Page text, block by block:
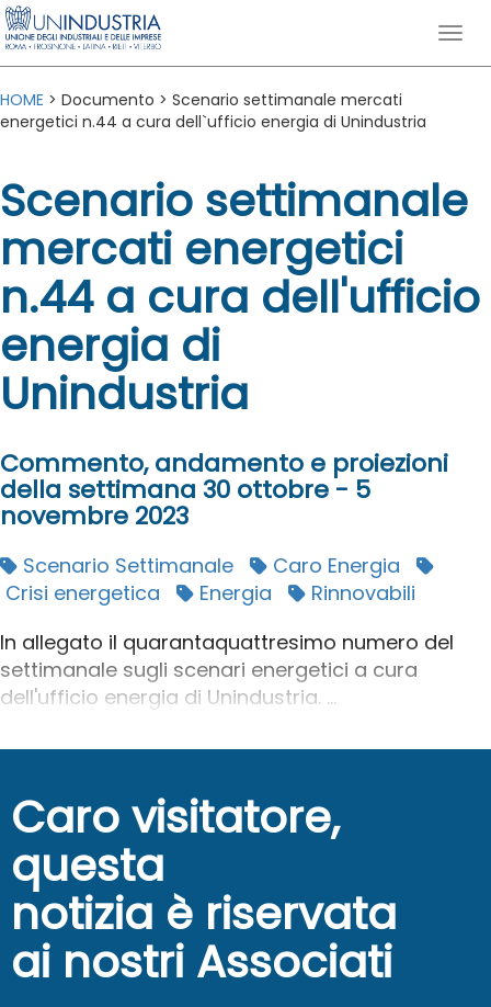
HOME > Documento > Scenario settimanale mercati
energetici n.44 a cura dell`ufficio energia di Unindustria
Scenario settimanale
mercati energetici
n.44 a cura dell'ufficio
energia di
Unindustria
Commento, andamento e proiezioni
della settimana 30 ottobre - 5
novembre 2023
Scenario Settimanale
Caro Energia
Crisi energetica
Energia
Rinnovabili
In allegato il quarantaquattresimo numero del
settimanale sugli scenari energetici a cura
dell'ufficio energia di Unindustria. ...
Caro visitatore,
questa
notizia è riservata
ai nostri Associati